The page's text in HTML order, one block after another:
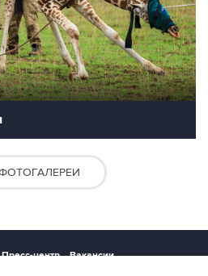
Пресс-центр
Вакансии